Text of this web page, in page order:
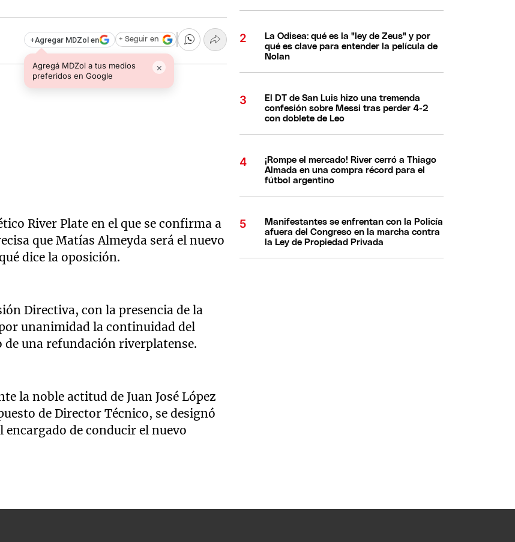
+Agregar MDZol en
Agregá MDZol a tus medios
preferidos en Google
×
+ Seguir en
River Plate en el que se confirma a
que Matías Almeyda será el nuevo
dice la oposición.
Directiva, con la presencia de la
unanimidad la continuidad del
de una refundación riverplatense.
la noble actitud de Juan José López
de Director Técnico, se designó
de conducir el nuevo
La Odisea: qué es la "ley de Zeus" y por
qué es clave para entender la película de
Nolan
El DT de San Luis hizo una tremenda
confesión sobre Messi tras perder 4-2
con doblete de Leo
¡Rompe el mercado! River cerró a Thiago
Almada en una compra récord para el
fútbol argentino
Manifestantes se enfrentan con la Policía
afuera del Congreso en la marcha contra
la Ley de Propiedad Privada